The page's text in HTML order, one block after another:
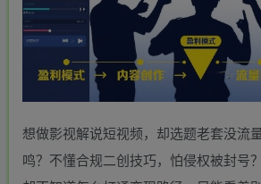
想做影视解说短视频，却选题老套没流
鸣？不懂合规二创技巧，怕侵权被封号